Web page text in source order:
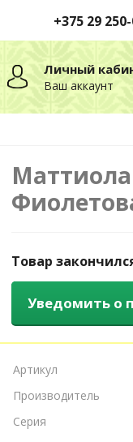
+375 29
автоматически
круглосуточно
Личный
Ваш аккаунт
Товар
Уведомить о
Артикул
Производитель
Серия